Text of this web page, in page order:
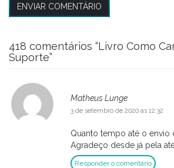
418 comentários “Livro Como
Suporte”
Matheus Lunge
3 de setembro de 2020 as 12:32
Quanto tempo até o envio
Agradeço desde já pela
Responder o comentário